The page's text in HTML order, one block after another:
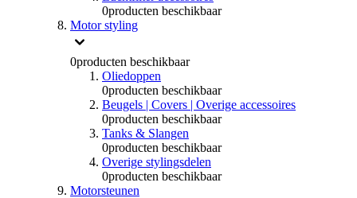
0producten beschikbaar
Motor styling
0producten beschikbaar
Oliedoppen
0producten beschikbaar
Beugels | Covers | Overige accessoires
0producten beschikbaar
Tanks & Slangen
0producten beschikbaar
Overige stylingsdelen
0producten beschikbaar
Motorsteunen